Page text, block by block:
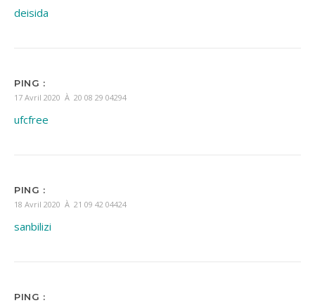
deisida
PING :
17 Avril 2020 À 20 08 29 04294
ufcfree
PING :
18 Avril 2020 À 21 09 42 04424
sanbilizi
PING :